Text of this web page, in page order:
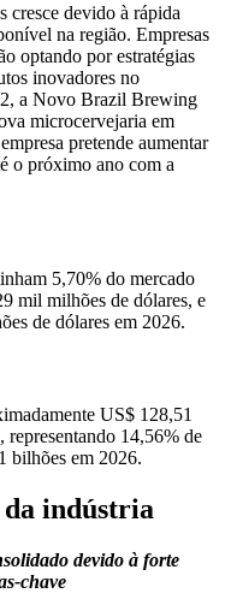
cresce devido à rápida
na região. Empresas
optando por estratégias
inovadores no
a Novo Brazil Brewing
microcervejaria em
pretende aumentar
o próximo ano com a
5,70% do mercado
mil milhões de dólares, e
de dólares em 2026.
US$ 128,51
14,56% de
bilhões em 2026.
indústria
devido à forte
chave